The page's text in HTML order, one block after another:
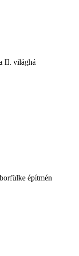
II. világhá
építmén